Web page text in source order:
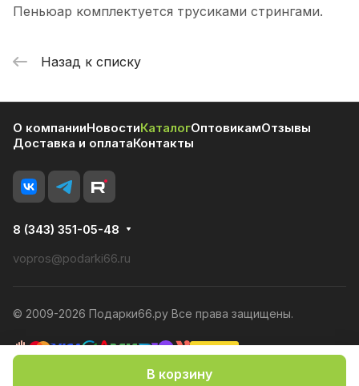
В корзину
Пеньюар комплектуется трусиками стрингами.
Назад к списку
О компанииНовостиКаталогОптовикамОтзывы
Доставка и оплатаКонтакты
8 (343) 351-05-48
vopros@podarki66.ru
© 2009-2026 Подарки66.ру Все права защищены.